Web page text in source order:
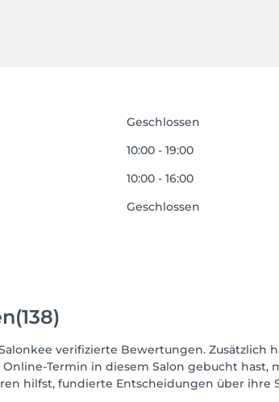
Geschlossen
10:00 - 19:00
10:00 - 16:00
Geschlossen
(138)
Salonkee verifizierte Bewertungen.
Termin in diesem Salon gebucht
hilfst, fundierte Entscheidungen über ihre